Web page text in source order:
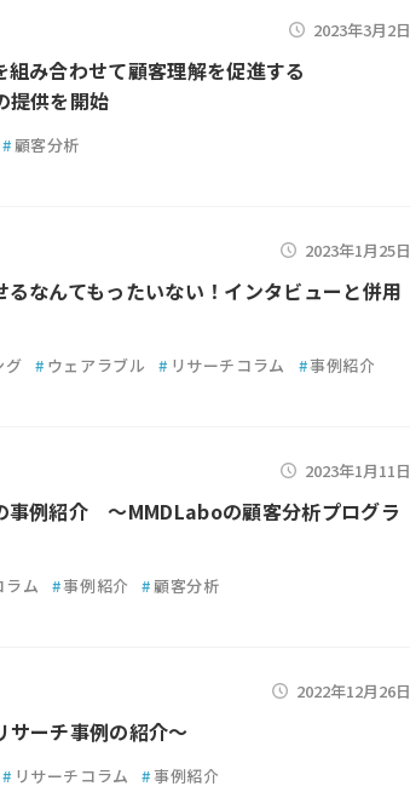
2023年3月2日
み合わせて顧客理解を促進する
提供を開始
#顧客分析
2023年1月25日
なんてもったいない！インタビューと併用
グ # ウェアラブル # リサーチコラム #事例紹介
2023年1月11日
事例紹介 ～MMDLaboの顧客分析プログラ
ラム #事例紹介 #顧客分析
2022年12月26日
ーチ事例の紹介～
# リサーチコラム # 事例紹介